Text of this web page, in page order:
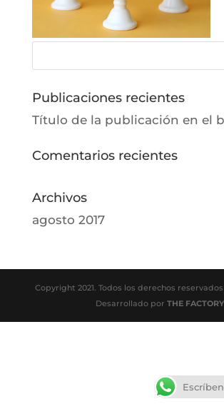
Publicaciones recientes
Título de la publicación en el
Comentarios recientes
Archivos
agosto 2017
Copyright 2021. Todos los derechos reservados
Desarrollado por THE FACTORY